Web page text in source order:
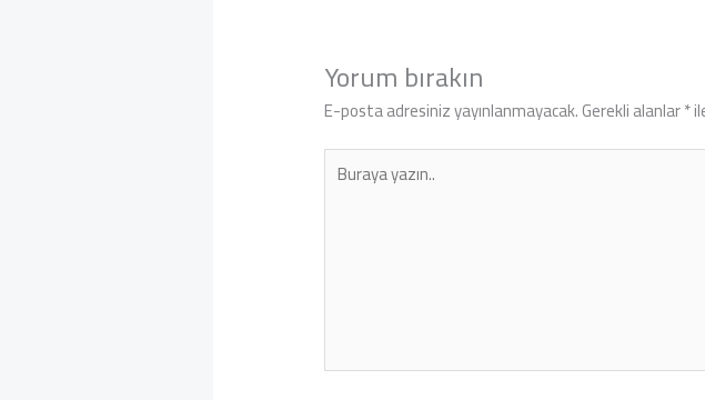
Yorum bırakın
E-posta adresiniz yayınlanmayacak.Gerekli alanlar*
Buraya
yazın..